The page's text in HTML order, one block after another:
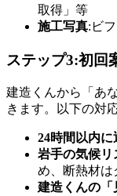
取得」等
施工写真:ビ
ステップ3:初回
建造くんから「あ
きます。以下の対
24時間以内に
岩手の気候リ
め、断熱材は
建造くんの「